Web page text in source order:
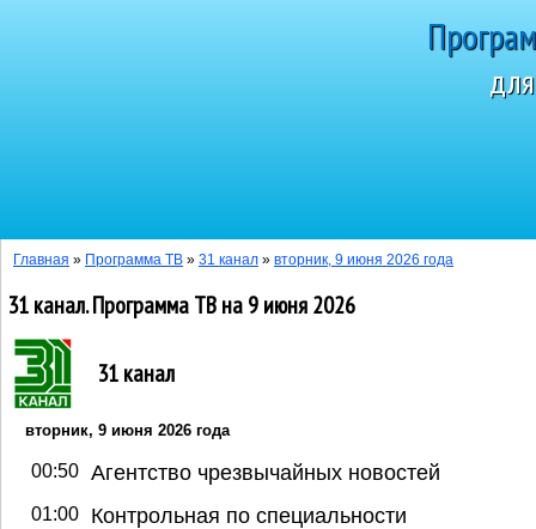
Главная » Программа ТВ » 31 канал » вторник, 9 июня 2026 года
31 канал. Программа ТВ на 9 июня 2026
31 канал
вторник, 9 июня 2026 года
00:50 Агентство чрезвычайных новостей
01:00 Контрольная по специальности